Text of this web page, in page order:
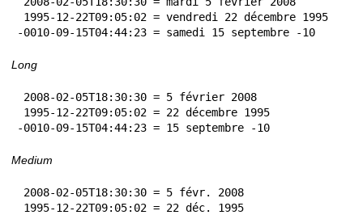
-0010-09-15T04:44:23 = samedi 15 septembre -10
Long
-0010-09-15T04:44:23 = 15 septembre -10
Medium